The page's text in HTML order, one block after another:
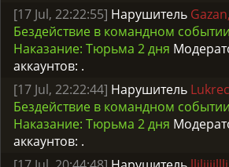
[17 Jul, 22:22:55] Нарушитель Gazan,
Бездействие в командном
Наказание: Тюрьма 2 дня
аккаунтов: .
[17 Jul, 22:22:44] Нарушитель
Бездействие в командном
Наказание: Тюрьма 2 дня
аккаунтов: .